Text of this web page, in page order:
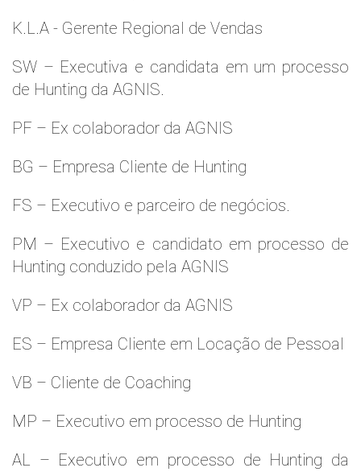
K.L.A - Gerente Regional de Vendas
SW – Executiva e candidata em um processo
de Hunting da AGNIS.
PF – Ex colaborador da AGNIS
BG – Empresa Cliente de Hunting
FS – Executivo e parceiro de negócios.
PM – Executivo e candidato em processo de
Hunting conduzido pela AGNIS
VP – Ex colaborador da AGNIS
ES – Empresa Cliente em Locação de Pessoal
VB – Cliente de Coaching
MP – Executivo em processo de Hunting
AL – Executivo em processo de Hunting da